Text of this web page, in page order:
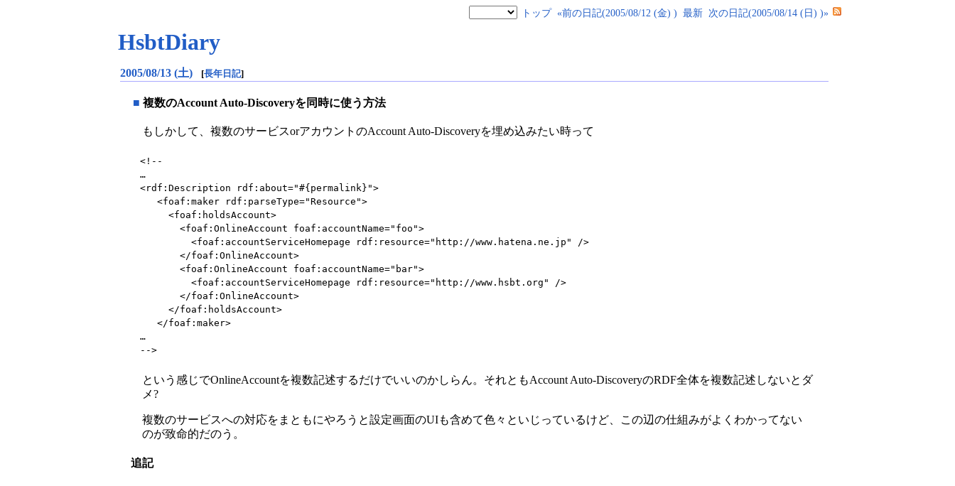
トップ «前の日記(2005/08/12 (金) ) 最新 次の日記(2005/08/14 (日) )»
HsbtDiary
2005/08/13 (土) [長年日記]
■ 複数のAccount Auto-Discoveryを同時に使う方法
もしかして、複数のサービスorアカウントのAccount Auto-Discoveryを埋め込みたい時って
<!--
…
<rdf:Description rdf:about="#{permalink}">
…
-->
という感じでOnlineAccountを複数記述するだけでいいのかしらん。それともAccount Auto-DiscoveryのRDF全体を複数記述しないとダ
メ?
複数のサービスへの対応をまともにやろうと設定画面のUIも含めて色々といじっているけど、この辺の仕組みがよくわかってない
のが致命的だのう。
追記